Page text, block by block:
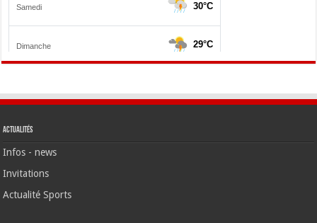
Actualités
Infos - news
Invitations
Actualité Sports